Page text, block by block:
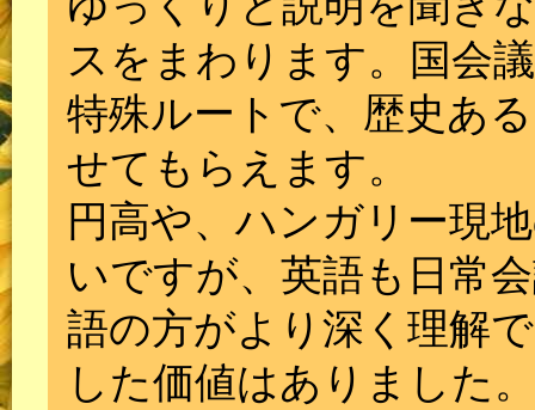
スをまわります。国会
特殊ルートで、歴史あ
せてもらえます。
円高や、ハンガリー現
いですが、英語も日常
語の方がより深く理解
した価値はありました。